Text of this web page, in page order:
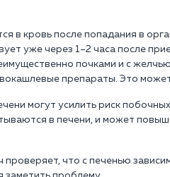
в кровь после попадания в
уже через 1–2 часа после
почками и с
препараты. Это может
могут усилить риск
в печени, и может
проверяет, что с печенью